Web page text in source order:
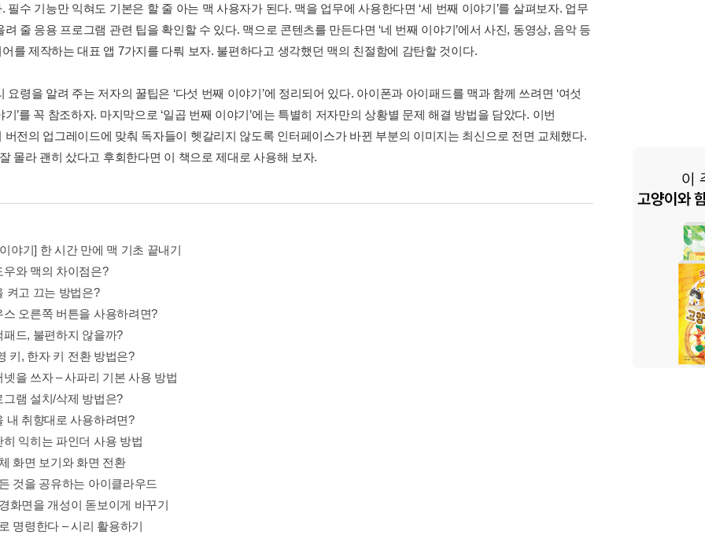
필수 기능만 익혀도 기본은 할 줄 아는 맥 사용자가 된다. 맥을 업무에 사용한다면 ‘세 번째 이야기’를 살펴보자. 업무
려 줄 응용 프로그램 관련 팁을 확인할 수 있다. 맥으로 콘텐츠를 만든다면 ‘네 번째 이야기’에서 사진, 동영상, 음악 등
를 제작하는 대표 앱 7가지를 다뤄 보자. 불편하다고 생각했던 맥의 친절함에 감탄할 것이다.
요령을 알려 주는 저자의 꿀팁은 ‘다섯 번째 이야기’에 정리되어 있다. 아이폰과 아이패드를 맥과 함께 쓰려면 ‘여섯
기’를 꼭 참조하자. 마지막으로 ‘일곱 번째 이야기’에는 특별히 저자만의 상황별 문제 해결 방법을 담았다. 이번
버전의 업그레이드에 맞춰 독자들이 헷갈리지 않도록 인터페이스가 바뀐 부분의 이미지는 최신으로 전면 교체했다.
몰라 괜히 샀다고 후회한다면 이 책으로 제대로 사용해 보자.
야기] 한 시간 만에 맥 기초 끝내기
우와 맥의 차이점은?
켜고 끄는 방법은?
스 오른쪽 버튼을 사용하려면?
패드, 불편하지 않을까?
키, 한자 키 전환 방법은?
넷을 쓰자 – 사파리 기본 사용 방법
그램 설치/삭제 방법은?
내 취향대로 사용하려면?
히 익히는 파인더 사용 방법
화면 보기와 화면 전환
것을 공유하는 아이클라우드
화면을 개성이 돋보이게 바꾸기
명령한다 – 시리 활용하기